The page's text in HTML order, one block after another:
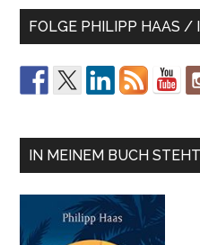
FOLGE PHILIPP HAAS /
IN MEINEM BUCH